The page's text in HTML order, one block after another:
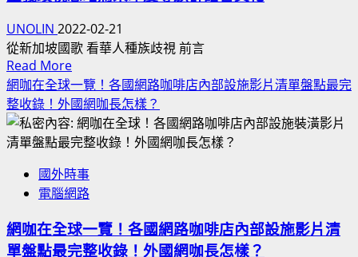
門
戶
外
活
動
戴
口
罩
塵
籍
旅
台
日
本
網
路
人
完
整
盤
石
多
鳥！
受
害
者
是
黑
道
蛇
集
UNOLIN 2022-02-21
從新加坡國歌 看華人種族歧視 前言
Read MoreRead
more
about
新
加
國
歌
唱
影
網咖在全球一覽！各國網路咖啡店內部設施影片清單盤點最完
整收錄！外國網咖長怎樣？
國外時事
電腦網路
網咖在全球一覽！各國網路咖啡店內部設施影片清
單盤點最完整收錄！外國網咖長怎樣？